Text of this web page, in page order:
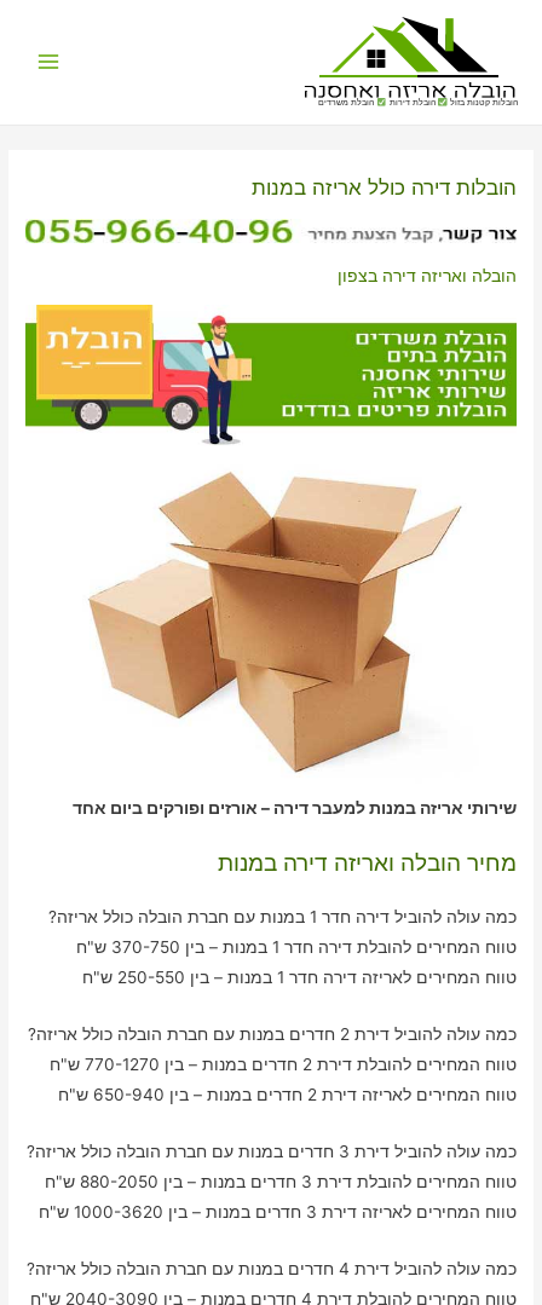
הובלות קטנות בזול הובלת דירות הובלת משרדים
הובלות דירה כולל אריזה במנות
הובלה ואריזה דירה בצפון
שירותי אריזה במנות למעבר דירה – אורזים ופורקים ביום אחד
מחיר הובלה ואריזה דירה במנות
כמה עולה להוביל דירה חדר 1 במנות עם חברת הובלה כולל אריזה?
טווח המחירים להובלת דירה חדר 1 במנות – בין 370-750 ש"ח
טווח המחירים לאריזה דירה חדר 1 במנות – בין 250-550 ש"ח
כמה עולה להוביל דירת 2 חדרים במנות עם חברת הובלה כולל אריזה?
טווח המחירים להובלת דירת 2 חדרים במנות – בין 770-1270 ש"ח
טווח המחירים לאריזה דירת 2 חדרים במנות – בין 650-940 ש"ח
כמה עולה להוביל דירת 3 חדרים במנות עם חברת הובלה כולל אריזה?
טווח המחירים להובלת דירת 3 חדרים במנות – בין 880-2050 ש"ח
טווח המחירים לאריזה דירת 3 חדרים במנות – בין 1000-3620 ש"ח
כמה עולה להוביל דירת 4 חדרים במנות עם חברת הובלה כולל אריזה?
טווח המחירים להובלת דירת 4 חדרים במנות – בין 2040-3090 ש"ח